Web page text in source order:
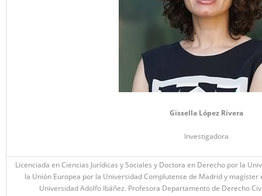
Gissella López Rivera
Investigadora
Licenciada en Ciencias Jurídicas y Sociales y Doctora en Derecho por la
la Unión Europea por la Universidad Complutense de Madrid y
Universidad Adolfo Ibáñez. Profesora Departamento de Derecho